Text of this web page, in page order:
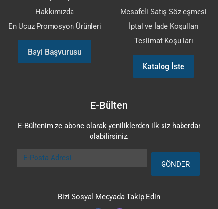
Hakkımızda
En Ucuz Promosyon Ürünleri
Bayi Başvurusu
Mesafeli Satış Sözleşmesi
İptal ve İade Koşulları
Teslimat Koşulları
Katalog İste
E-Bülten
E-Bültenimize abone olarak yeniliklerden ilk siz haberdar
olabilirsiniz.
E-Posta Adresi
GÖNDER
Bizi Sosyal Medyada Takip Edin